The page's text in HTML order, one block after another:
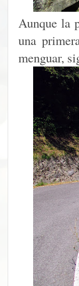
Aunque la
una
menguar,